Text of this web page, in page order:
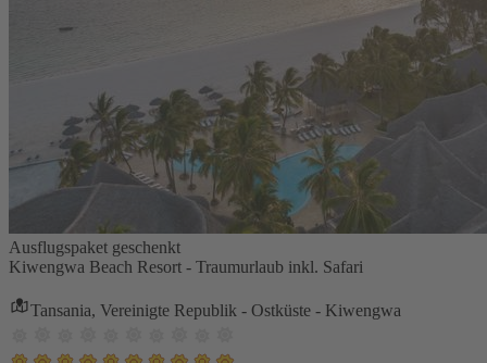
Ausflugspaket geschenkt
Kiwengwa Beach Resort - Traumurlaub inkl. Safari
Tansania, Vereinigte Republik - Ostküste - Kiwengwa